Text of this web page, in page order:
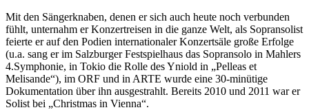
Mit den Sängerknaben, denen er sich auch heute noch verbunden
fühlt, unternahm er Konzertreisen in die ganze Welt, als Sopransolist
feierte er auf den Podien internationaler Konzertsäle große Erfolge
(u.a. sang er im Salzburger Festspielhaus das Sopransolo in Mahlers
4.Symphonie, in Tokio die Rolle des Yniold in „Pelleas et
Melisande“), im ORF und in ARTE wurde eine 30-minütige
Dokumentation über ihn ausgestrahlt. Bereits 2010 und 2011 war er
Solist bei „Christmas in Vienna“.